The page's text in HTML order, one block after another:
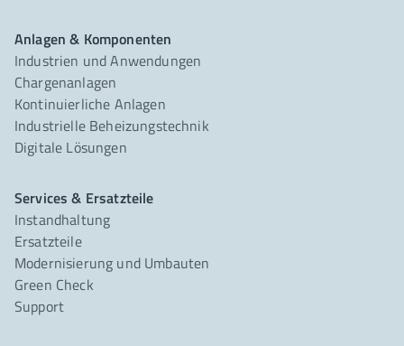
Anlagen & Komponenten
Industrien und Anwendungen
Chargenanlagen
Kontinuierliche Anlagen
Industrielle Beheizungstechnik
Digitale Lösungen
Services & Ersatzteile
Instandhaltung
Ersatzteile
Modernisierung und Umbauten
Green Check
Support